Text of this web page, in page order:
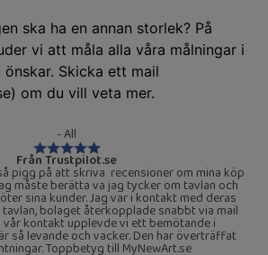
ska ha en annan storlek? På
vi att måla alla våra målningar i
Skicka ett mail
om du vill veta mer.
- All
Från Trustpilot.se
pigg på att skriva recensioner om mina köp
måste berätta va jag tycker om tavlan och
sina kunder. Jag var i kontakt med deras
bolaget återkopplade snabbt via mail
vår kontakt upplevde vi ett bemötande i
så levande och vacker. Den har överträffat
Toppbetyg till MyNewArt.se